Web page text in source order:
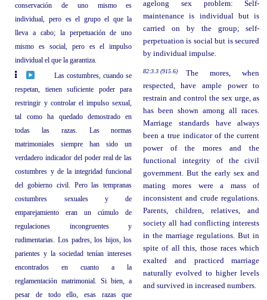
conservación de uno mismo es
individual, pero es el grupo el que la
lleva a cabo; la perpetuación de uno
mismo es social, pero es el impulso
individual el que la garantiza.
agelong sex problem: Self-
maintenance is individual but is
carried on by the group; self-
perpetuation is social but is secured
by individual impulse.
Las costumbres, cuando se
respetan, tienen suficiente poder para
restringir y controlar el impulso sexual,
tal como ha quedado demostrado en
todas las razas. Las normas
matrimoniales siempre han sido un
verdadero indicador del poder real de las
costumbres y de la integridad funcional
del gobierno civil. Pero las tempranas
costumbres sexuales y de
emparejamiento eran un cúmulo de
regulaciones incongruentes y
rudimentarias. Los padres, los hijos, los
parientes y la sociedad tenían intereses
encontrados en cuanto a la
reglamentación matrimonial. Si bien, a
pesar de todo ello, esas razas que
82:3.3 (915.6)
The mores, when
respected, have ample power to
restrain and control the sex urge, as
has been shown among all races.
Marriage standards have always
been a true indicator of the current
power of the mores and the
functional integrity of the civil
government. But the early sex and
mating mores were a mass of
inconsistent and crude regulations.
Parents, children, relatives, and
society all had conflicting interests
in the marriage regulations. But in
spite of all this, those races which
exalted and practiced marriage
naturally evolved to higher levels
and survived in increased numbers.